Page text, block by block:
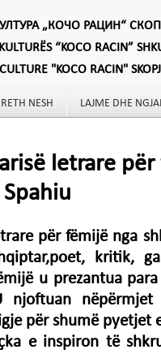
„КОЧО РАЦИН“
“KOCO RACIN”
"KOCO RACIN"
NESH LAJME DHE
letrare për
për fëmijë nga
kritik,
u prezantua para
njoftuan nëpërmjet
për shumë pyetjet
e inspiron të